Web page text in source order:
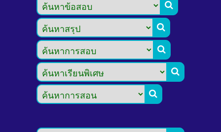




